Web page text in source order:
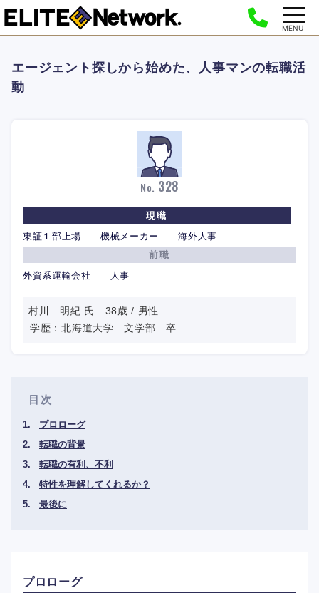
MENU
エージェント探しから始めた、人事マンの転職活
動
No. 328
現職
東証１部上場 機械メーカー 海外人事
前職
外資系運輸会社 人事
村川 明紀 氏 38歳 / 男性
学歴：北海道大学 文学部 卒
目次
プロローグ
転職の背景
転職の有利、不利
特性を理解してくれるか？
最後に
プロローグ